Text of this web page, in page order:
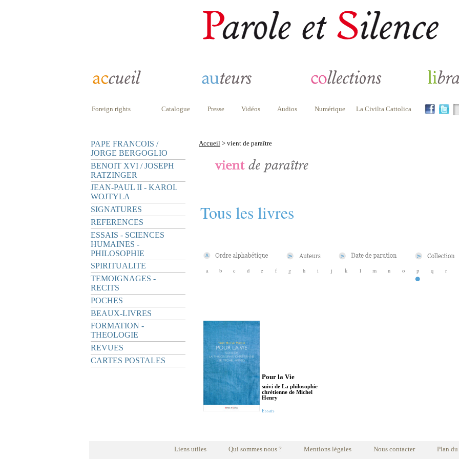
Foreign rights Catalogue Presse Vidéos Audios Numérique La Civilta Cattolica
PAPE FRANCOIS /
JORGE BERGOGLIO
BENOIT XVI / JOSEPH
RATZINGER
JEAN-PAUL II - KAROL
WOJTYLA
SIGNATURES
REFERENCES
ESSAIS - SCIENCES
HUMAINES -
PHILOSOPHIE
SPIRITUALITE
TEMOIGNAGES -
RECITS
POCHES
BEAUX-LIVRES
FORMATION -
THEOLOGIE
REVUES
CARTES POSTALES
Accueil > vient de paraître
Tous les livres
a b c d e f g h i j k l m n o p q r
Pour la Vie
suivi de La philosophie
chrétienne de Michel
Henry
Essais
Liens utiles Qui sommes nous ? Mentions légales Nous contacter Plan